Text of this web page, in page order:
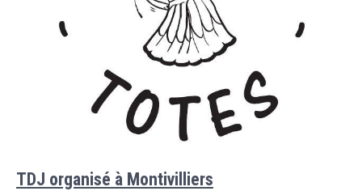
TDJ organisé à Montivilliers